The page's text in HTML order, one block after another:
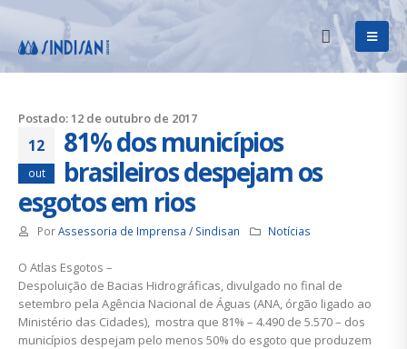
Postado: 12 de outubro de 2017
12
out
81% dos municípios
brasileiros despejam os
esgotos em rios
PorAssessoria de Imprensa / Sindisan Notícias
O Atlas Esgotos –
Despoluição de Bacias Hidrográficas, divulgado no final de
setembro pela Agência Nacional de Águas (ANA, órgão ligado ao
Ministério das Cidades), mostra que 81% – 4.490 de 5.570 – dos
municípios despejam pelo menos 50% do esgoto que produzem